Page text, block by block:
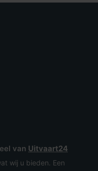
van Uitvaart24
wij u bieden. Een